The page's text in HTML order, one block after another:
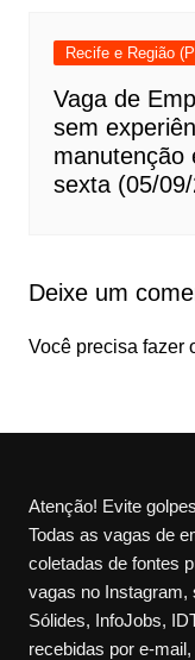
Recife e Região
Vaga de
sem
manutenção
sexta (05/
Deixe um
Você precisa fazer
Atenção! Evite
Todas as vagas de
coletadas de fontes
vagas no Instagram,
Sólides, InfoJobs,
recebidas por e-